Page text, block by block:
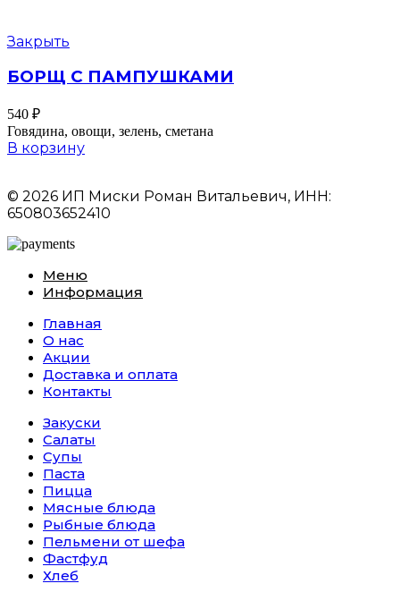
Закрыть
БОРЩ С ПАМПУШКАМИ
540 ₽
Говядина, овощи, зелень, сметана
В корзину
© 2026 ИП Миски Роман Витальевич, ИНН:
650803652410
Меню
Информация
Главная
О нас
Акции
Доставка и оплата
Контакты
Закуски
Салаты
Супы
Паста
Пицца
Мясные блюда
Рыбные блюда
Пельмени от шефа
Фастфуд
Хлеб